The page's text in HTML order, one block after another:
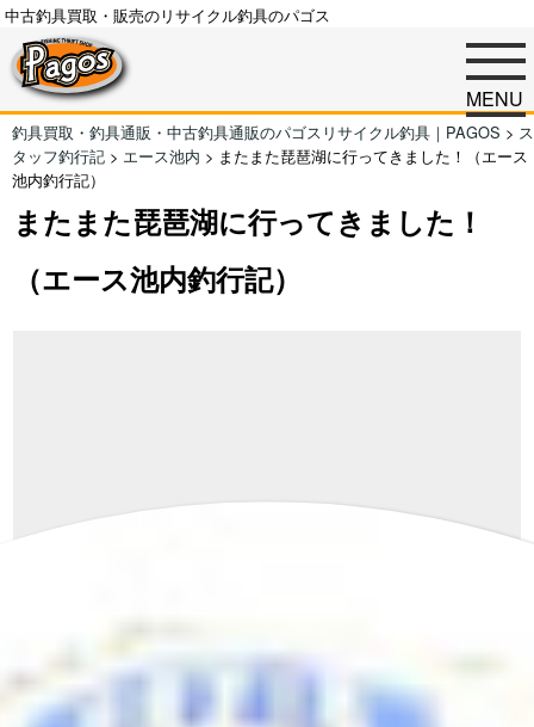
中古釣具買取・販売のリサイクル釣具のパゴス
MENU
釣具買取・釣具通販・中古釣具通販のパゴスリサイクル釣具｜PAGOS > ス
タッフ釣行記 > エース池内 > またまた琵琶湖に行ってきました！（エース
池内釣行記）
またまた琵琶湖に行ってきました！
（エース池内釣行記）